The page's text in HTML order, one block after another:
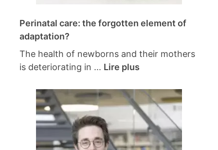
Perinatal care: the forgotten element of
adaptation?
The health of newborns and their mothers
is deteriorating in ... Lire plus